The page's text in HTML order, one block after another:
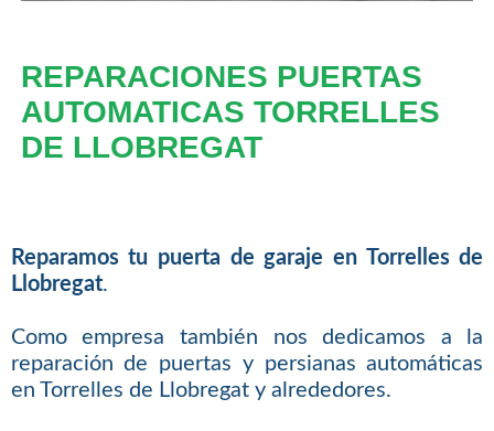
REPARACIONES PUERTAS
AUTOMATICAS TORRELLES
DE LLOBREGAT
Reparamos tu puerta de garaje en Torrelles de
Llobregat.
Como empresa también nos dedicamos a la
reparación de puertas y persianas automáticas
en Torrelles de Llobregat y alrededores.